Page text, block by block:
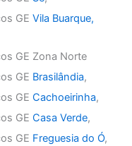
GEVila Buarque,
GE Zona Norte
GE Brasilândia,
GECachoeirinha,
GECasa Verde,
GE Freguesia do Ó,